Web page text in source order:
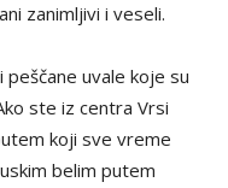
zanimljivi i veseli.
uvale koje su
ste iz centra Vrsi
koji sve vreme
belim putem